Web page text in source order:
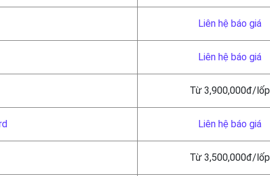
Liên hệ báo giá
Liên hệ báo giá
Từ 3,900,000đ/lốp
Liên hệ báo giá
Từ 3,500,000đ/lốp